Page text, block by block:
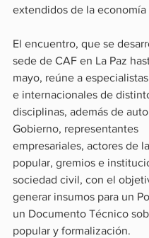
extendidos de la economía
El encuentro, que se
sede de CAF en La Paz
mayo, reúne a
e internacionales de
disciplinas, además de
Gobierno, representantes
empresariales, actores de
popular, gremios e
sociedad civil, con el
generar insumos para un
un Documento Técnico
popular y formalización.